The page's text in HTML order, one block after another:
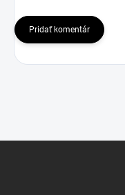
Pridať komentár